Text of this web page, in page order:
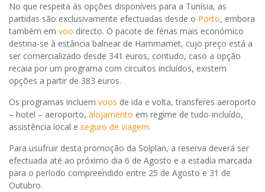
No que respeita às opções disponíveis para a Tunísia, as
partidas são exclusivamente efectuadas desde o Porto, embora
também em voo directo. O pacote de férias mais económico
destina-se à estância balnear de Hammamet, cujo preço está a
ser comercializado desde 341 euros, contudo, caso a opção
recaia por um programa com circuitos incluídos, existem
opções a partir de 383 euros.
Os programas incluem voos de ida e volta, transferes aeroporto
– hotel – aeroporto, alojamento em regime de tudo-incluído,
assistência local e seguro de viagem.
Para usufruir desta promoção da Solplan, a reserva deverá ser
efectuada até ao próximo dia 6 de Agosto e a estadia marcada
para o período compreendido entre 25 de Agosto e 31 de
Outubro.